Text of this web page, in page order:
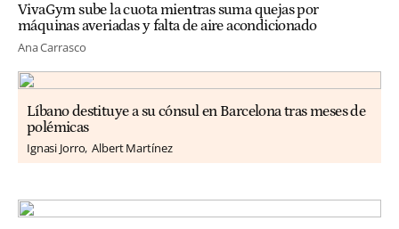
VivaGym sube la cuota mientras suma quejas por
máquinas averiadas y falta de aire acondicionado
Ana Carrasco
Líbano destituye a su cónsul en Barcelona tras meses de
polémicas
Ignasi Jorro Albert Martínez